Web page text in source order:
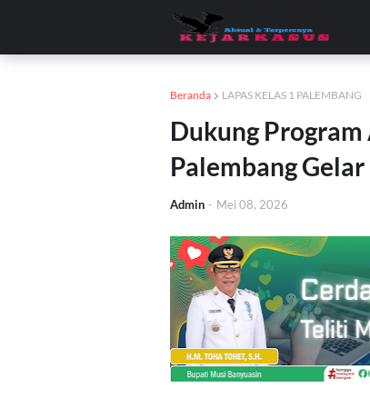
Beranda LAPAS KELAS 1 PALEMBANG
Dukung
Palembang
Admin - Mei 08, 2026